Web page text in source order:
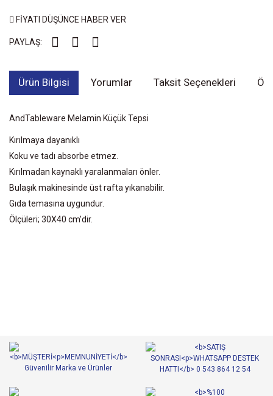
FİYATI DÜŞÜNCE HABER VER
PAYLAŞ:
Ürün Bilgisi Yorumlar Taksit Seçenekleri
AndTableware Melamin Küçük Tepsi
Kırılmaya dayanıklı
Koku ve tadı absorbe etmez.
Kırılmadan kaynaklı yaralanmaları önler.
Bulaşık makinesinde üst rafta yıkanabilir.
Gıda temasına uygundur.
Ölçüleri; 30X40 cm’dir.
Ürün resmi kalitesiz, bozuk veya görüntülenemiyor.
Ürün açıklamasında eksik bilgiler bulunuyor.
Ürün bilgilerinde hatalar bulunuyor.